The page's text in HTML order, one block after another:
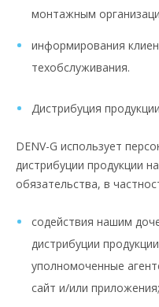
монтажным
информирования
техобслуживания.
Дистрибуция продукции
DENV-G использует
дистрибуции продукции
обязательства, в
содействия нашим
дистрибуции
уполномоченные
сайт и/или приложения;